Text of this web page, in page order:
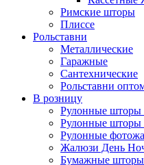
Римские шторы
Плиссе
Рольставни
Металлические
Гаражные
Сантехнические
Рольставни
В розницу
Рулонные шторы
Рулонные шторы
Рулонные
Жалюзи День
Бумажные